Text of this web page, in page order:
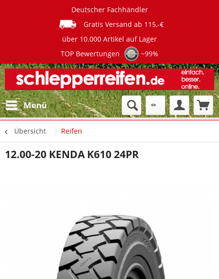
Deutscher Fachhändler
Gratis Versand ab 115,-€
über 10.000 Artikel auf Lager
TOP Bewertungen
~99%
Menü
Übersicht Reifen
12.00-20 KENDA K610 24PR